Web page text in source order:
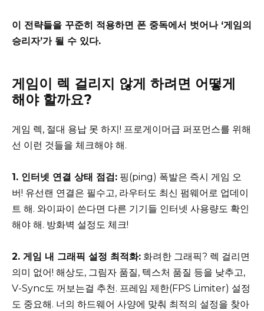
이 전략들을 꾸준히 적용하면 폰 중독에서 벗어나 ‘게임의
승리자’가 될 수 있다.
게임이 렉 걸리지 않게 하려면 어떻게
해야 할까요?
게임 렉, 절대 용납 못 하지! 프로게이머급 퍼포먼스를 위해
선 이런 것들을 체크해야 해.
1. 인터넷 연결 상태 점검: 핑(ping) 폭발은 즉시 게임 오
버! 유선랜 연결은 필수고, 라우터도 최신 펌웨어로 업데이
트 해. 와이파이 쓴다면 다른 기기들 인터넷 사용량도 확인
해야 해. 방화벽 설정도 체크!
2. 게임 내 그래픽 설정 최적화: 화려한 그래픽? 렉 걸리면
의미 없어! 해상도, 그림자 품질, 텍스처 품질 등을 낮추고,
V-Sync도 꺼보는걸 추천. 프레임 제한(FPS Limiter) 설정
도 중요해. 너의 하드웨어 사양에 맞춰 최적의 설정을 찾아